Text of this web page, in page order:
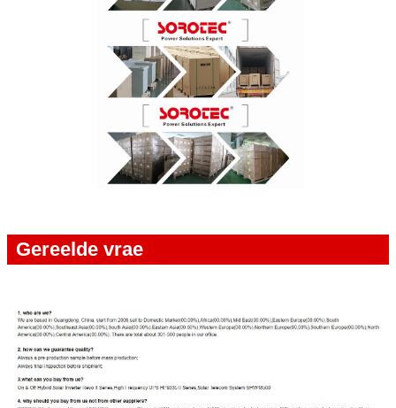
Gereelde vrae